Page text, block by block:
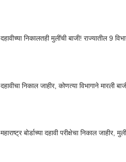
दहावीच्या निकालतही मुलींची बाजी! राज्यातील 9
दहावीचा निकाल जाहीर, कोणत्या विभागाने मारली
महाराष्ट्र बोर्डाच्या दहावी परीक्षेचा निकाल जाहीर,